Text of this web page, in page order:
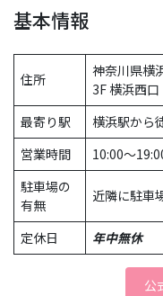
基本情報
住所
神奈川県横
3F 横浜西口
最寄り駅
横浜駅から
営業時間
10:00〜
駐車場の
有無
近隣に駐車
定休日 年中無休
公